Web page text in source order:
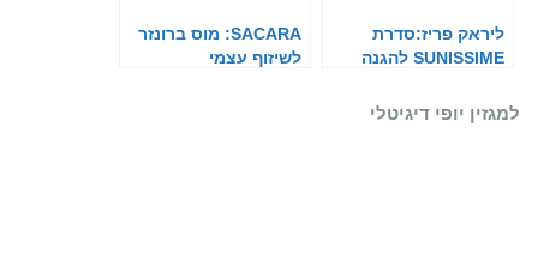
ליראק פריז:סדרת
SUNISSIME להגנה
SACARA: מוס ברונזר
לשיזוף עצמי
למגזין יופי דיגיטלי